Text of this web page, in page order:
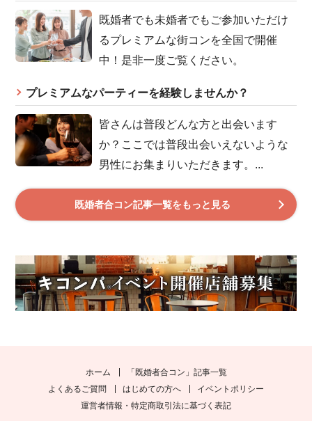
既婚者でも未婚者でもご参加いただけ
るプレミアムな街コンを全国で開催
中！是非一度ご覧ください。
プレミアムなパーティーを経験しませんか？
皆さんは普段どんな方と出会います
か？ここでは普段出会いえないような
男性にお集まりいただきます。...
既婚者合コン記事一覧をもっと見る
ホーム
「既婚者合コン」記事一覧
よくあるご質問
はじめての方へ
イベントポリシー
運営者情報・特定商取引法に基づく表記